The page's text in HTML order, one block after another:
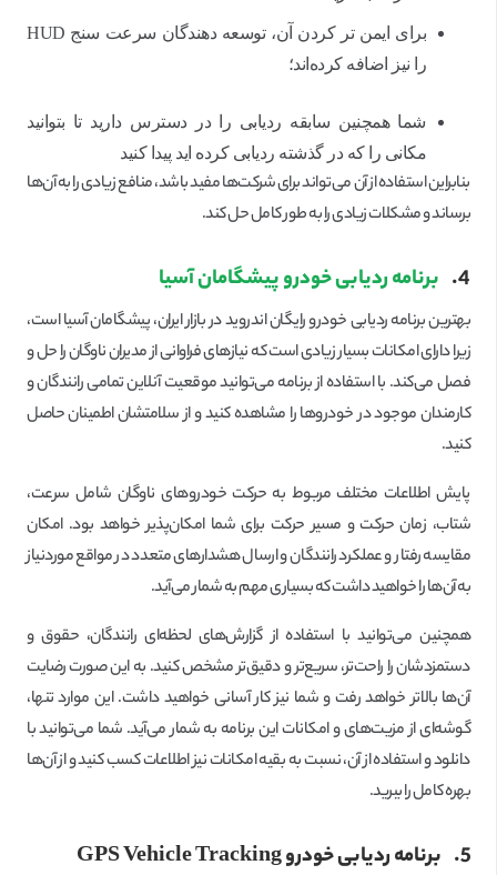
برای ایمن تر کردن آن، توسعه دهندگان سرعت سنج HUD
را نیز اضافه کرده‌اند؛
شما همچنین سابقه ردیابی را در دسترس دارید تا بتوانید
مکانی را که در گذشته ردیابی کرده اید پیدا کنید
بنابراین استفاده از آن می‌تواند برای شرکت‌ها مفید باشد، منافع زیادی را به آن‌ها
برساند و مشکلات زیادی را به طور کامل حل کند.
4. برنامه ردیابی خودرو پیشگامان آسیا
بهترین برنامه ردیابی خودرو رایگان اندروید در بازار ایران، پیشگامان آسیا است،
زیرا دارای امکانات بسیار زیادی است که نیازهای فراوانی از مدیران ناوگان را حل و
فصل می‌کند. با استفاده از برنامه می‌توانید موقعیت آنلاین تمامی رانندگان و
کارمندان موجود در خودروها را مشاهده کنید و از سلامتشان اطمینان حاصل
کنید.
پایش اطلاعات مختلف مربوط به حرکت خودروهای ناوگان شامل سرعت،
شتاب، زمان حرکت و مسیر حرکت برای شما امکان‌پذیر خواهد بود. امکان
مقایسه رفتار و عملکرد رانندگان و ارسال هشدارهای متعدد در مواقع موردنیاز
به آن‌ها را خواهید داشت که بسیاری مهم به شمار می‌آید.
همچنین می‌توانید با استفاده از گزارش‌های لحظه‌ای رانندگان، حقوق و
دستمزدشان را راحت‌تر، سریع‌تر و دقیق‌تر مشخص کنید. به این صورت رضایت
آن‌ها بالاتر خواهد رفت و شما نیز کار آسانی خواهید داشت. این موارد تنها،
گوشه‌ای از مزیت‌های و امکانات این برنامه به شمار می‌آید. شما می‌توانید با
دانلود و استفاده از آن، نسبت به بقیه امکانات نیز اطلاعات کسب کنید و از آن‌ها
بهره کامل را ببرید.
5. برنامه ردیابی خودرو GPS Vehicle Tracking